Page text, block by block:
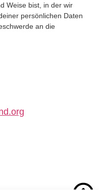
Weise bist, in der wir
persönlichen Daten
an die